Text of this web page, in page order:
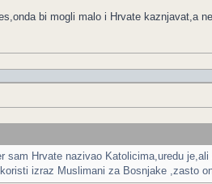
bi mogli malo i Hrvate kaznjavat,a
sam Hrvate nazivao Katolicima,uredu
izraz Muslimani za Bosnjake ,zasto